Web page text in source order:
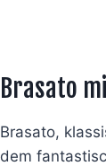
Brasato
Brasato,
dem